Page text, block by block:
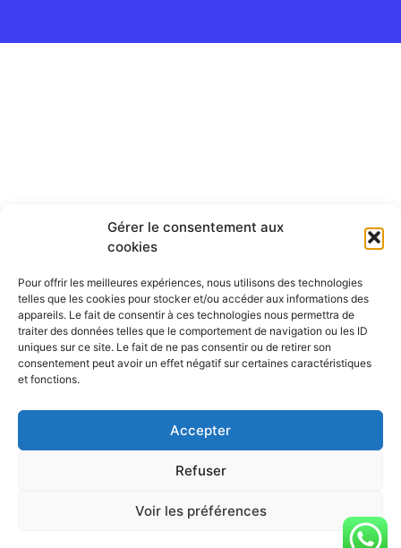
Gérer le consentement aux
cookies
Pour offrir les meilleures expériences, nous utilisons des technologies
telles que les cookies pour stocker et/ou accéder aux informations des
appareils. Le fait de consentir à ces technologies nous permettra de
traiter des données telles que le comportement de navigation ou les ID
uniques sur ce site. Le fait de ne pas consentir ou de retirer son
consentement peut avoir un effet négatif sur certaines caractéristiques
et fonctions.
Accepter
Refuser
Voir les préférences